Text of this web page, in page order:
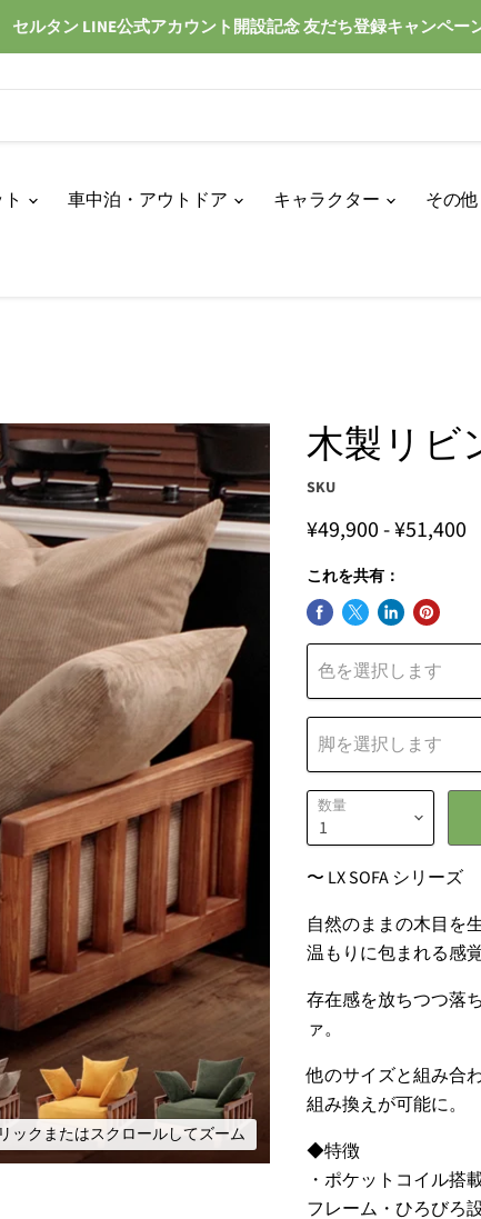
セルタン LINE公式アカウント開設記念 友だち登録キャンペー
車中泊・アウトドア キャラクター その他
ックまたはスクロールしてズーム
木製リビ
SKU
¥49,900-¥51,400
これを共有：
色を選択します
脚を選択します
数量
〜 LX SOFA シリー
自然のままの木目を
温もりに包まれる感
存在感を放ちつつ落
ァ。
他のサイズと組み合
組み換えが可能に。
◆特徴
・ポケットコイル搭
フレーム・ひろびろ